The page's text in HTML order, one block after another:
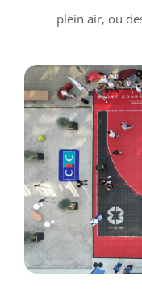
plein air, ou